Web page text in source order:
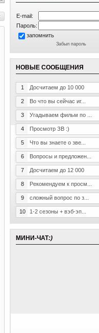
E-mail:
Пароль:
запомнить
Забыл пароль
НОВЫЕ СООБЩЕНИЯ
1 Досчитаем до 10 000
2 Во что вы сейчас иг...
3 Угадываем фильм по ...
4 Просмотр ЗВ :)
5 Что вы знаете о зве...
6 Вопросы и предложен...
7 Досчитаем до 12 000
8 Рекомендуем к просм...
9 сложный вопрос по з...
10 1-2 сезоны + вэб-эп...
МИНИ-ЧАТ:)